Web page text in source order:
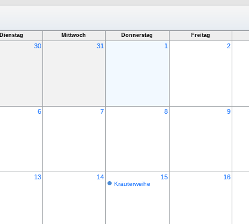
Dienstag Mittwoch Donnerstag Freitag
30 31 1 2
6 7 8 9
13 14 15
Kräuterweihe
16